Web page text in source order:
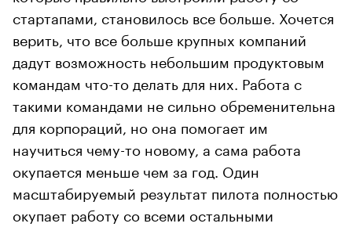
стартапами, становилось все больше. Хочется
верить, что все больше крупных компаний
дадут возможность небольшим продуктовым
командам что-то делать для них. Работа с
такими командами не сильно обременительна
для корпораций, но она помогает им
научиться чему-то новому, а сама работа
окупается меньше чем за год. Один
масштабируемый результат пилота полностью
окупает работу со всеми остальными